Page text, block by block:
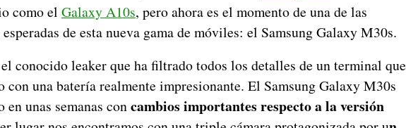
como el Galaxy A10s, pero ahora es el momento de una de las
de esta nueva gama de móviles: el Samsung Galaxy M30s.
conocido leaker que ha filtrado todos los detalles de un terminal que
con una batería realmente impresionante. El Samsung Galaxy M30s
unas semanas concambios importantes respecto a la versión